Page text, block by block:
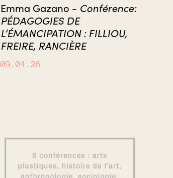
Emma Gazano - Conférence:
PÉDAGOGIES DE
L’ÉMANCIPATION : FILLIOU,
FREIRE, RANCIÈRE
09.04.26